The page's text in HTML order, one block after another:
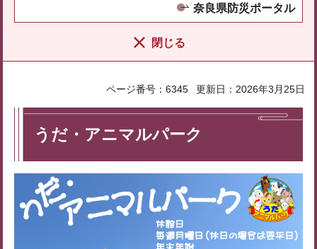
奈良県防災ポータル
閉じる
ページ番号：6345 更新日：2026年3月25日
うだ・アニマルパーク